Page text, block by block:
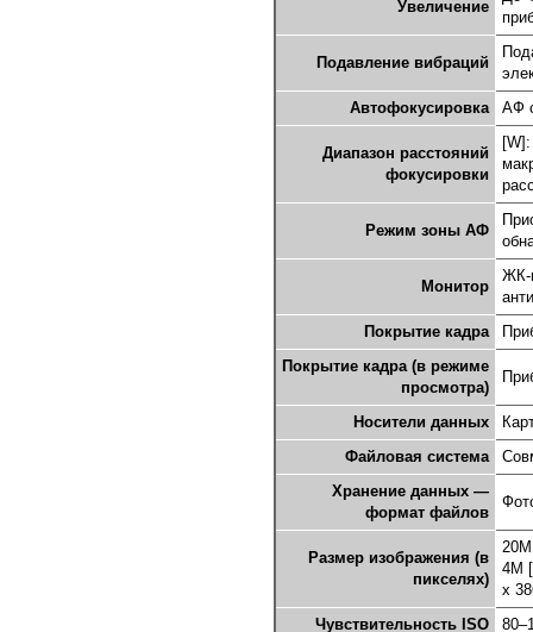
Увеличение
Подавление вибраций
Автофокусировка
АФ
Диапазон расстояний
фокусировки
Режим зоны АФ
Монитор
ЖК-
Покрытие кадра
Покрытие кадра (в режиме
просмотра)
Носители данных
Файловая система
Хранение данных —
формат файлов
Размер изображения (в
пикселях)
4M
x
Чувствительность ISO